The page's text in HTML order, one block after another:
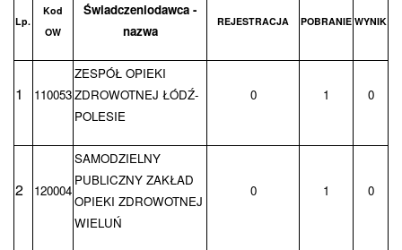
Lp.
Kod
OW
Świadczeniodawca -
nazwa
REJESTRACJA POBRANIE WYNIK
1 110053
ZESPÓŁ OPIEKI
ZDROWOTNEJ ŁÓDŹ-
POLESIE
0 1 0
2 120004
SAMODZIELNY
PUBLICZNY ZAKŁAD
OPIEKI ZDROWOTNEJ
WIELUŃ
0 1 0